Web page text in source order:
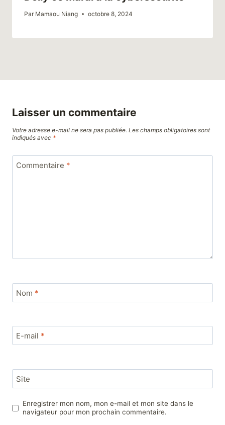
Par Mamaou Niang octobre 8, 2024
Laisser un commentaire
Votre adresse e-mail ne sera pas publiée. Les champs obligatoires sont
indiqués avec *
Commentaire *
Nom *
E-mail *
Site
Enregistrer mon nom, mon e-mail et mon site dans le
navigateur pour mon prochain commentaire.